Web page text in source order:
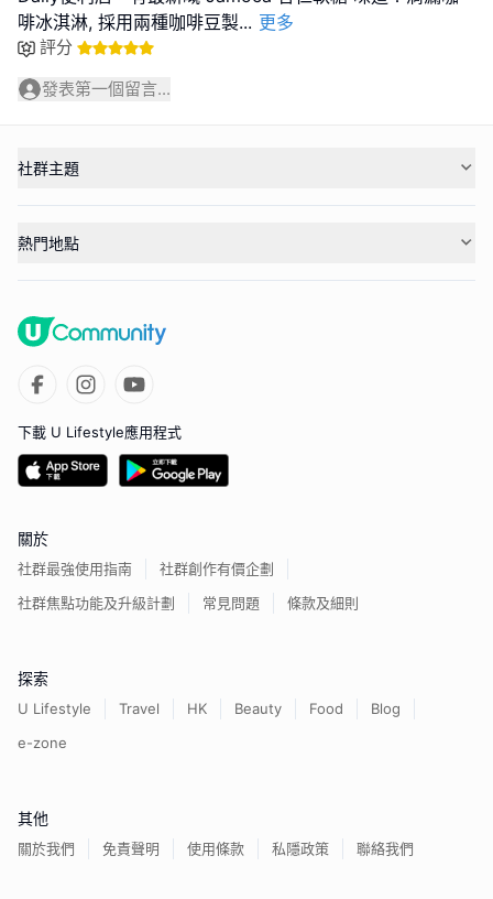
啡冰淇淋, 採用兩種咖啡豆製... 更多
評分
發表第一個留言...
社群主題
熱門地點
下載 U Lifestyle應用程式
關於
社群最強使用指南
社群創作有價企劃
社群焦點功能及升級計劃
常見問題 條款及細則
探索
U Lifestyle Travel HK Beauty Food
Blog
e-zone
其他
關於我們 免責聲明 使用條款 私隱政策 聯絡我們